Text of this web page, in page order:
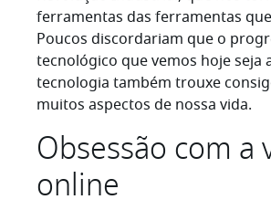
ferramentas das ferramentas
Poucos discordariam que o
tecnológico que vemos hoje seja
tecnologia também trouxe
muitos aspectos de nossa vida.
Obsessão com a
online